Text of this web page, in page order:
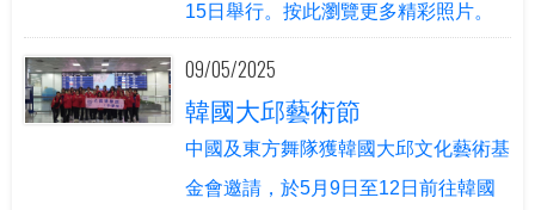
15日舉行。按此瀏覽更多精彩照片。
09/05/2025
韓國大邱藝術節
中國及東方舞隊獲韓國大邱文化藝術基
金會邀請，於5月9日至12日前往韓國